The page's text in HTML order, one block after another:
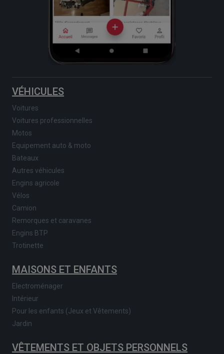
VÉHICULES
Voitures
Voitures professionnelles
Motos
Equipement auto & moto
Bateaux
Autres véhicules
Engins agricole
Vélos
Camion
Remorques et caravanes
Engins BTP
Trotinette
MAISONS ET ENFANTS
Electroménager
Intérieur
Pour les enfants (Jeux et Vêtements)
Jardin
VÊTEMENTS ET OBJETS PERSONNELS